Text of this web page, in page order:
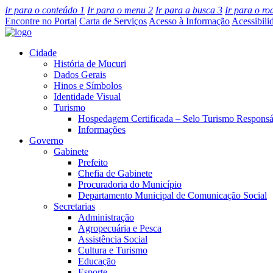
Ir para o conteúdo 1 Ir para o menu 2 Ir para a busca 3 Ir para o
Encontre no Portal Carta de Serviços Acesso à Informação
Cidade
História de Mucuri
Dados Gerais
Hinos e Símbolos
Identidade Visual
Turismo
Hospedagem Certificada – Selo Turismo
Informações
Governo
Gabinete
Prefeito
Chefia de Gabinete
Procuradoria do Município
Departamento Municipal de Comunicação Social
Secretarias
Administração
Agropecuária e Pesca
Assistência Social
Cultura e Turismo
Educação